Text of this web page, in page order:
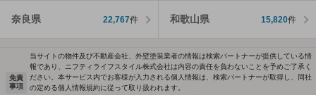
奈良県 22,767件 和歌山県 15,820件
免責
事項
当サイトの物件及び不動産会社、外壁塗装業者の情報は検索パートナーが提供している情
報であり、ニフティライフスタイル株式会社は内容の責任を負わないことを予めご了承く
ださい。本サービス内でお客様が入力される個人情報は、検索パートナーが取得し、同社
の定める個人情報規約に従って取り扱われます。